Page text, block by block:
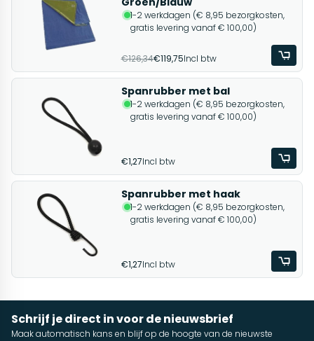
1-2 werkdagen (€ 8,95 bezorgkosten,
gratis levering vanaf € 100,00)
€126,34€119,75Incl btw
Spanrubber met bal
1-2 werkdagen (€ 8,95 bezorgkosten,
gratis levering vanaf € 100,00)
€1,27Incl btw
Spanrubber met haak
1-2 werkdagen (€ 8,95 bezorgkosten,
gratis levering vanaf € 100,00)
€1,27Incl btw
Schrijf je direct in voor de nieuwsbrief
Maak automatisch kans en blijf op de hoogte van de nieuwste